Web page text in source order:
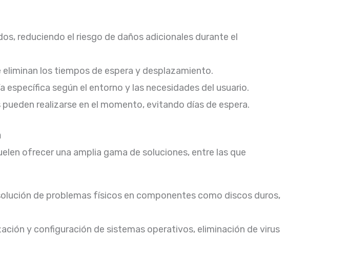
reduciendo el riesgo de daños adicionales durante el
los tiempos de espera y desplazamiento.​
específica según el entorno y las necesidades del usuario.​
realizarse en el momento, evitando días de espera.​
ofrecer una amplia gama de soluciones, entre las que
de problemas físicos en componentes como discos duros,
y configuración de sistemas operativos, eliminación de virus